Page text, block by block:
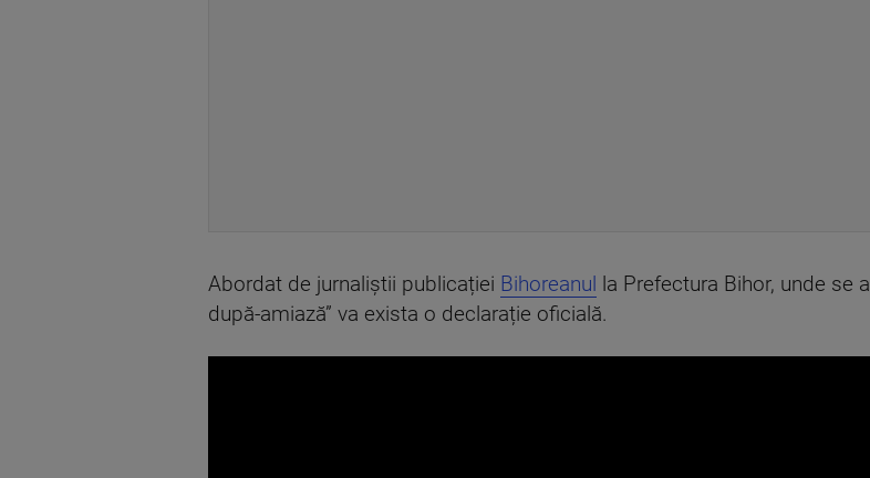
Abordat de jurnaliștii publicației Bihoreanul la Prefectura Bihor, unde se
după-amiază” va exista o declarație oficială.